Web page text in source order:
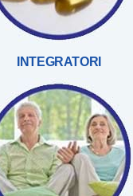
INTEGRATORI